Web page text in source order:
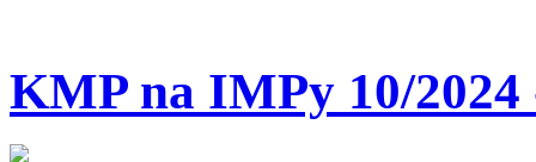
KMP na IMPy 10/2024